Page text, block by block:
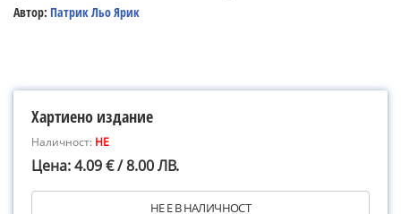
Автор: Патрик Льо Ярик
Хартиено издание
Наличност: НЕ
Цена: 4.09 € / 8.00 ЛВ.
НЕ Е В НАЛИЧНОСТ